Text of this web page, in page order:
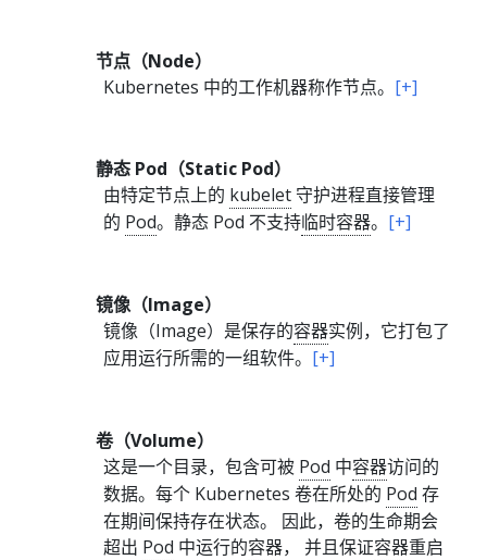
节点（Node）
Kubernetes 中的工作机器称作节点。 [+]
静态 Pod（Static Pod）
由特定节点上的 kubelet 守护进程直接管理
的 Pod。静态 Pod 不支持临时容器。 [+]
镜像（Image）
镜像（Image）是保存的容器实例，它打包了
应用运行所需的一组软件。 [+]
卷（Volume）
这是一个目录，包含可被 Pod 中容器访问的
数据。每个 Kubernetes 卷在所处的 Pod 存
在期间保持存在状态。 因此，卷的生命期会
超出 Pod 中运行的容器， 并且保证容器重启